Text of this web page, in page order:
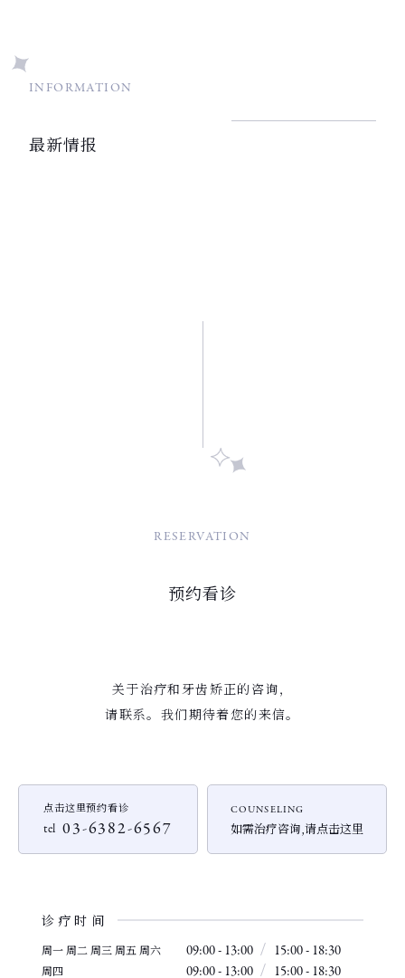
INFORMATION
最新情报
RESERVATION
预约看诊
关于治疗和牙齿矫正的咨询，
请联系。我们期待着您的来信。
点击这里预约看诊
tel 03-6382-6567
COUNSELING
如需治疗咨询,请点击这里
诊疗时间
周一 周二 周三 周五 周六 09:00 - 13:00 15:00 - 18:30
周四 09:00 - 13:00 15:00 - 18:30